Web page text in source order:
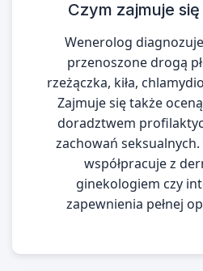
Czym zajmuje
Wenerolog
przenoszone drogą
rzeżączka, kiła,
Zajmuje się także
doradztwem
zachowań
współpracuje z
ginekologiem czy
zapewnienia pełnej